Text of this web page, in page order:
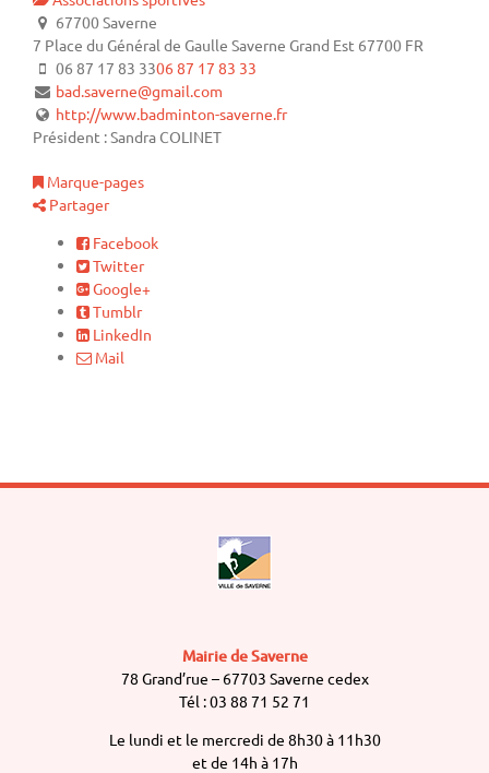
67700 Saverne
7 Place du Général de Gaulle Saverne Grand Est 67700 FR
06 87 17 83 3306 87 17 83 33
bad.saverne@gmail.com
http://www.badminton-saverne.fr
Président : Sandra COLINET
Marque-pages
Partager
Facebook
Twitter
Google+
Tumblr
LinkedIn
Mail
Mairie de Saverne
78 Grand’rue – 67703 Saverne cedex
Tél : 03 88 71 52 71
Le lundi et le mercredi de 8h30 à 11h30
et de 14h à 17h